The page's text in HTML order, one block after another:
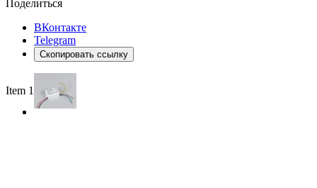
Поделиться
ВКонтакте
Telegram
Скопировать ссылку
Item 1 of 2